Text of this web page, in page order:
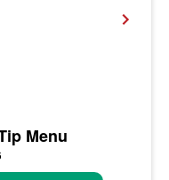
Menu